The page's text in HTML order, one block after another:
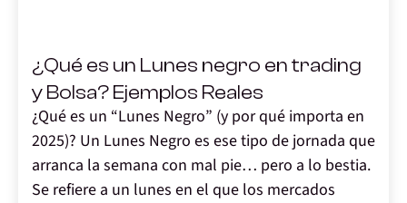
¿Qué es un Lunes negro en trading
y Bolsa? Ejemplos Reales
¿Qué es un “Lunes Negro” (y por qué importa en
2025)? Un Lunes Negro es ese tipo de jornada que
arranca la semana con mal pie… pero a lo bestia.
Se refiere a un lunes en el que los mercados